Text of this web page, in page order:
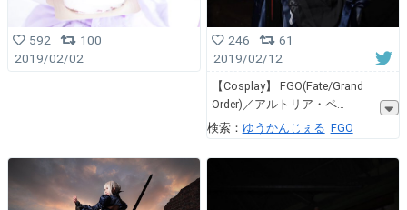
592
100
2019/02/02
246
61
2019/02/12
【Cosplay】 FGO(Fate/Grand
Order)／アルトリア・ペ
検索： ゆうかんじぇる FGO